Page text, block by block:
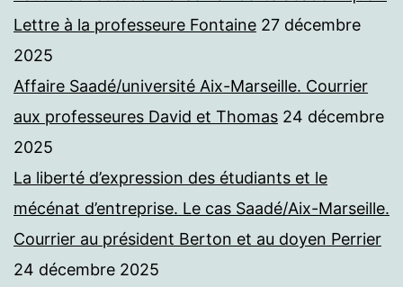
Lettre à la professeure Fontaine 27 décembre
2025
Affaire Saadé/université Aix-Marseille. Courrier
aux professeures David et Thomas 24 décembre
2025
La liberté d’expression des étudiants et le
mécénat d’entreprise. Le cas Saadé/Aix-Marseille.
Courrier au président Berton et au doyen Perrier
24 décembre 2025